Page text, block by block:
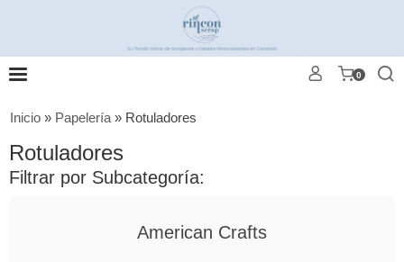
0
Inicio » Papelería» Rotuladores
Rotuladores
Filtrar por Subcategoría:
American Crafts